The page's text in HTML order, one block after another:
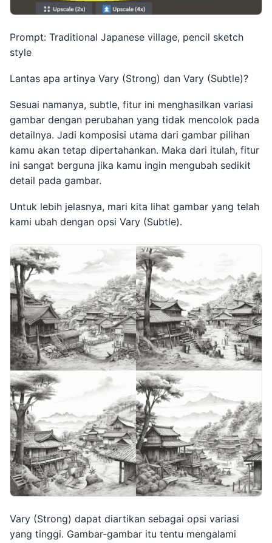
Prompt: Traditional Japanese village, pencil sketch
style
Lantas apa artinya Vary (Strong) dan Vary (Subtle)?
Sesuai namanya, subtle, fitur ini menghasilkan variasi
gambar dengan perubahan yang tidak mencolok pada
detailnya. Jadi komposisi utama dari gambar pilihan
kamu akan tetap dipertahankan. Maka dari itulah, fitur
ini sangat berguna jika kamu ingin mengubah sedikit
detail pada gambar.
Untuk lebih jelasnya, mari kita lihat gambar yang telah
kami ubah dengan opsi Vary (Subtle).
Vary (Strong) dapat diartikan sebagai opsi variasi
yang tinggi. Gambar-gambar itu tentu mengalami